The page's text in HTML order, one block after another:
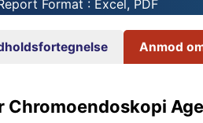
Format : Excel, PDF
Anmod
Chromoendoskopi